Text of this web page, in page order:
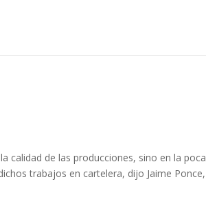
calidad de las producciones, sino en la poca
trabajos en cartelera, dijo Jaime Ponce,